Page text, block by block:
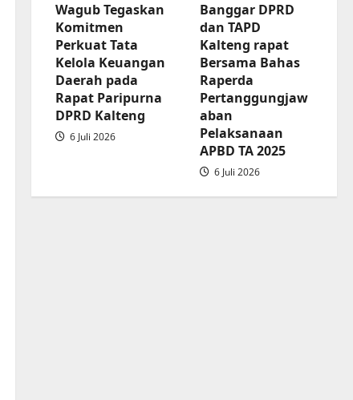
Pertanggungjawaban
Pelaksanaan
APBD
2025
Wagub Tegaskan
Komitmen
Perkuat Tata
Kelola Keuangan
Daerah pada
Rapat Paripurna
DPRD Kalteng
6 Juli 2026
Banggar DPRD
dan TAPD
Kalteng rapat
Bersama Bahas
Raperda
Pertanggungjaw
aban
Pelaksanaan
APBD TA 2025
6 Juli 2026